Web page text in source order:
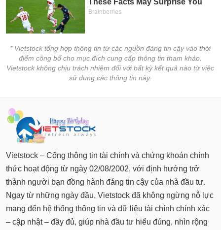
* Vietstock tổng hợp thông tin từ các nguồn đáng tin cậy vào thời
điểm công bố cho mục đích cung cấp thông tin tham khảo.
Vietstock không chịu trách nhiệm đối với bất kỳ kết quả nào từ việc
sử dụng các thông tin này.
Vietstock – Cổng thông tin tài chính và chứng khoán chính
thức hoạt động từ ngày 02/08/2002, với định hướng trở
thành người bạn đồng hành đáng tin cậy của nhà đầu tư.
Ngay từ những ngày đầu, Vietstock đã không ngừng nỗ lực
mang đến hệ thống thông tin và dữ liệu tài chính chính xác
– cập nhật – đầy đủ, giúp nhà đầu tư hiểu đúng, nhìn rộng